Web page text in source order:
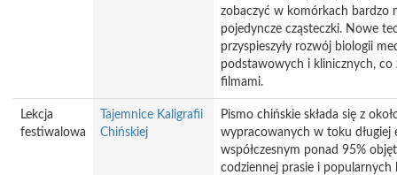
zobaczyć w komórkach bardzo
pojedyncze cząsteczki. Nowe
przyspieszyły rozwój biologii
podstawowych i klinicznych, co
filmami.
Lekcja
festiwalowa
Tajemnice Kaligrafii
Chińskiej
Pismo chińskie składa się z
wypracowanych w toku długiej
współczesnym ponad 95%
codziennej prasie i popularnych